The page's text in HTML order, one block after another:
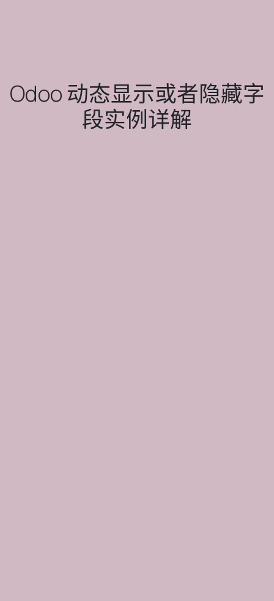
Odoo 动态显示或者隐藏字
段实例详解